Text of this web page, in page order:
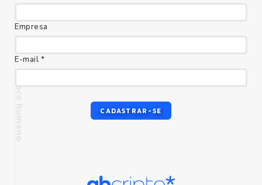
Empresa
E-mail *
CADASTRAR-SE